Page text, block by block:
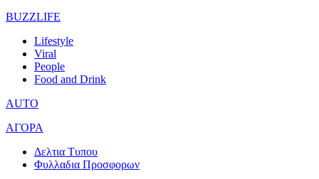
BUZZLIFE
Lifestyle
Viral
People
Food and Drink
AUTO
ΑΓΟΡΑ
Δελτια Τυπου
Φυλλαδια Προσφορων